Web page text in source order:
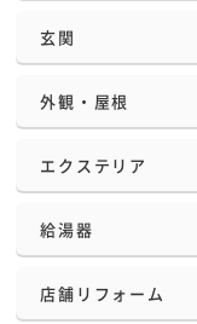
玄関
外観・屋根
エクステリア
給湯器
店舗リフォーム